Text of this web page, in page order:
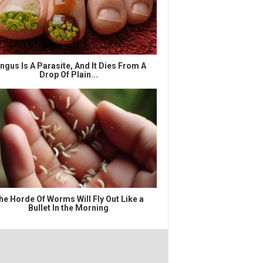
Is A Parasite, And It Dies From A
Drop Of Plain...
Horde Of Worms Will Fly Out Like a
Bullet In the Morning